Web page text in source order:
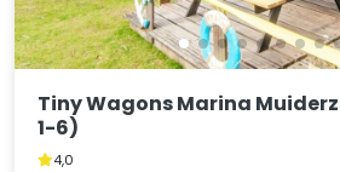
Tiny Wagons Marina
1-6)
4,0